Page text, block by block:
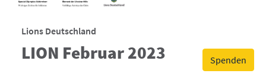
Spenden
Lions Deutschland
LION Februar 2023